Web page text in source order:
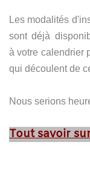
Les modalités
sont déjà
à votre calendrier
qui découlent de
Nous serions
Tout savoir